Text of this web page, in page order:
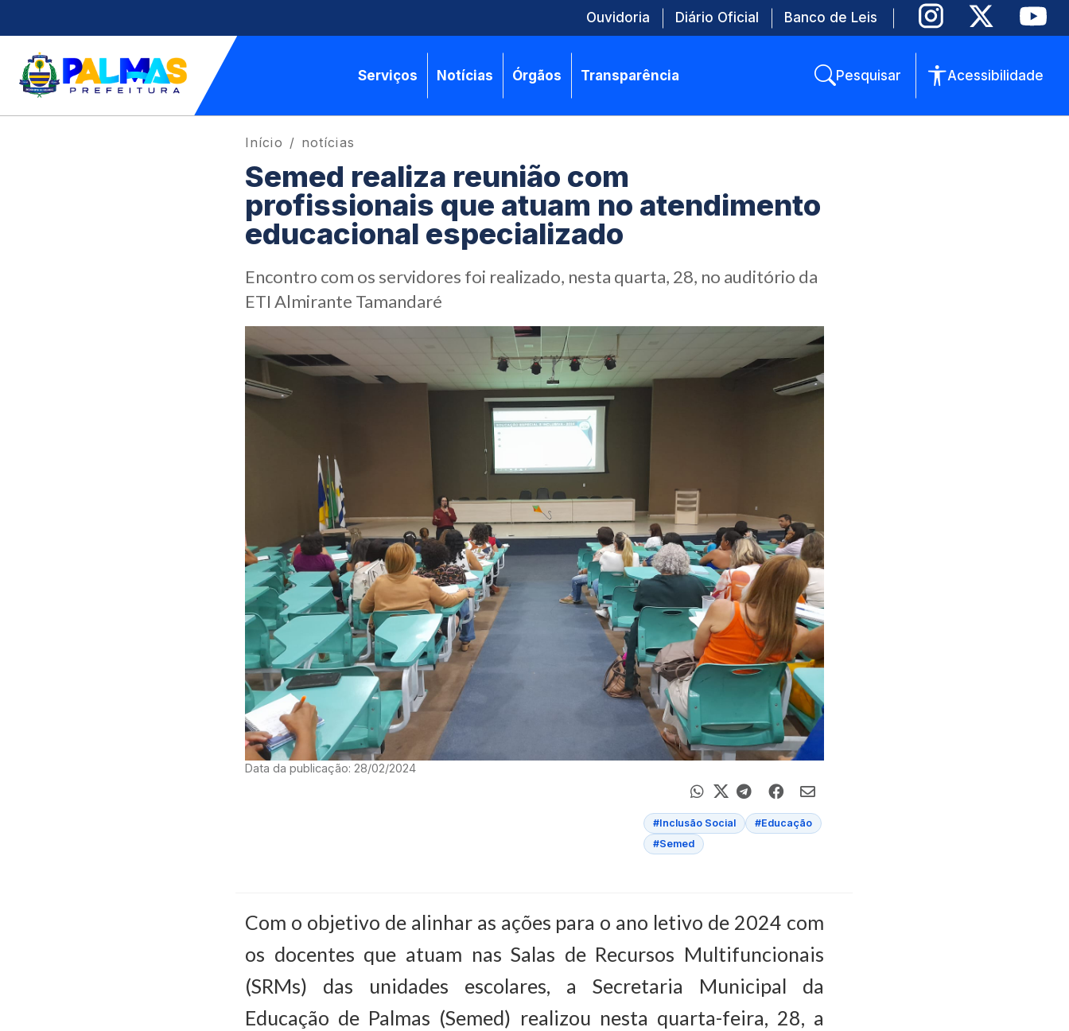
Ouvidoria Diário Oficial Banco de Leis
Serviços Notícias Órgãos Transparência Pesquisar Acessibilidade
Início notícias
Semed realiza reunião com
profissionais que atuam no atendimento
educacional especializado
Encontro com os servidores foi realizado, nesta quarta, 28, no auditório da
ETI Almirante Tamandaré
Data da publicação: 28/02/2024
#Inclusão Social
#Educação
#Semed
Com o objetivo de alinhar as ações para o ano letivo de 2024 com
os docentes que atuam nas Salas de Recursos Multifuncionais
(SRMs) das unidades escolares, a Secretaria Municipal da
Educação de Palmas (Semed) realizou nesta quarta-feira, 28, a